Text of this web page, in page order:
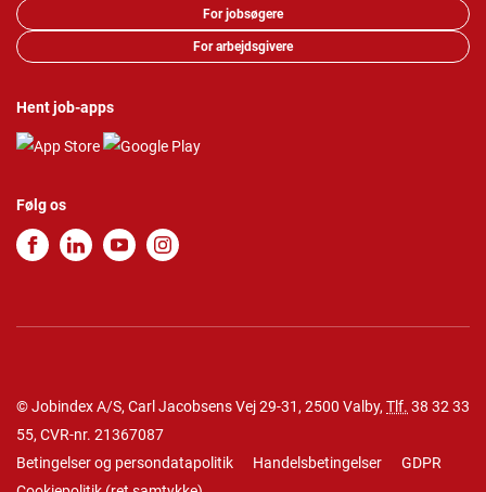
For jobsøgere
For arbejdsgivere
Hent job-apps
Følg os
© Jobindex A/S, Carl Jacobsens Vej 29-31, 2500 Valby, Tlf. 38 32 33
55, CVR-nr. 21367087
Betingelser og persondatapolitik
Handelsbetingelser
GDPR